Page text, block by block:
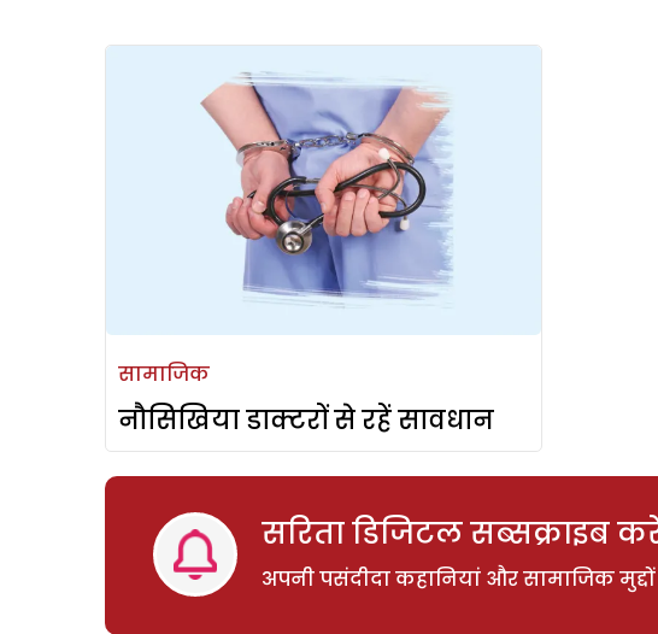
सामाजिक
नौसिखिया डाक्टरों से रहें सावधान
सरिता डिजिटल सब्सक्राइब
अपनी पसंदीदा कहानियां और सामाजिक